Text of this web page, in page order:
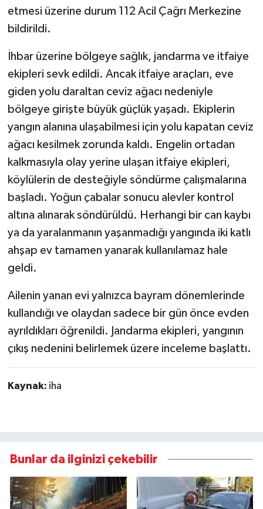
etmesi üzerine durum 112 Acil Çağrı Merkezine
bildirildi.
İhbar üzerine bölgeye sağlık, jandarma ve itfaiye
ekipleri sevk edildi. Ancak itfaiye araçları, eve
giden yolu daraltan ceviz ağacı nedeniyle
bölgeye girişte büyük güçlük yaşadı. Ekiplerin
yangın alanına ulaşabilmesi için yolu kapatan ceviz
ağacı kesilmek zorunda kaldı. Engelin ortadan
kalkmasıyla olay yerine ulaşan itfaiye ekipleri,
köylülerin de desteğiyle söndürme çalışmalarına
başladı. Yoğun çabalar sonucu alevler kontrol
altına alınarak söndürüldü. Herhangi bir can kaybı
ya da yaralanmanın yaşanmadığı yangında iki katlı
ahşap ev tamamen yanarak kullanılamaz hale
geldi.
Ailenin yanan evi yalnızca bayram dönemlerinde
kullandığı ve olaydan sadece bir gün önce evden
ayrıldıkları öğrenildi. Jandarma ekipleri, yangının
çıkış nedenini belirlemek üzere inceleme başlattı.
Kaynak: iha
Bunlar da ilginizi çekebilir